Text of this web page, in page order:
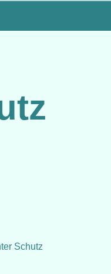
Schutz